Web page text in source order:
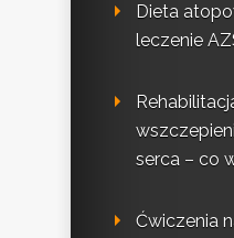
Dieta
leczenie
serca – co
Ćwiczenia